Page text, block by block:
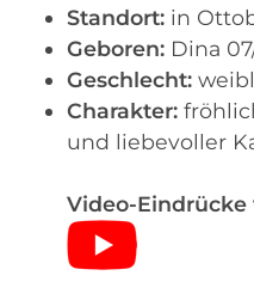
Standort: in
Geboren: Dina
Geschlecht:
Charakter:
und liebevoller
Video-